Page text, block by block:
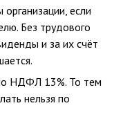
если
Без трудового
и за их счёт
НДФЛ 13%. То тем
нельзя по